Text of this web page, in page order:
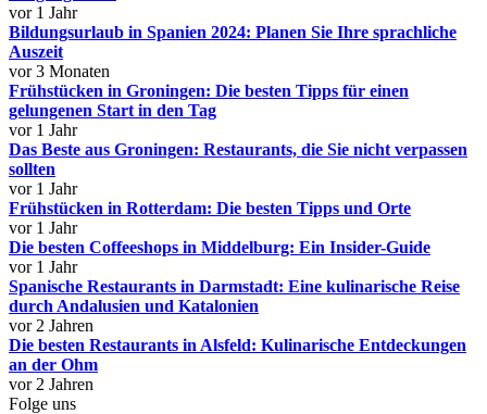
vor 1 Jahr
Bildungsurlaub in Spanien 2024: Planen Sie Ihre sprachliche
Auszeit
vor 3 Monaten
Frühstücken in Groningen: Die besten Tipps für einen
gelungenen Start in den Tag
vor 1 Jahr
Das Beste aus Groningen: Restaurants, die Sie nicht verpassen
sollten
vor 1 Jahr
Frühstücken in Rotterdam: Die besten Tipps und Orte
vor 1 Jahr
Die besten Coffeeshops in Middelburg: Ein Insider-Guide
vor 1 Jahr
Spanische Restaurants in Darmstadt: Eine kulinarische Reise
durch Andalusien und Katalonien
vor 2 Jahren
Die besten Restaurants in Alsfeld: Kulinarische Entdeckungen
an der Ohm
vor 2 Jahren
Folge uns